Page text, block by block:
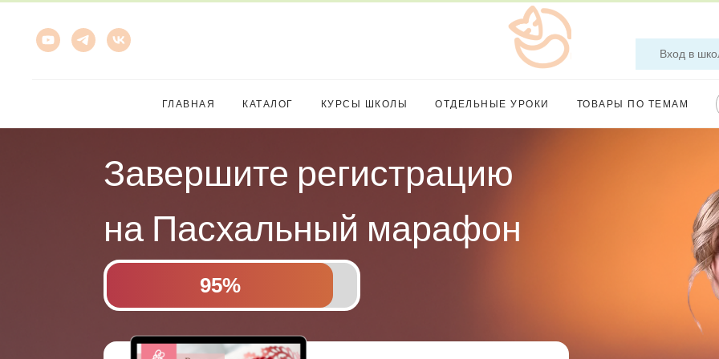
Вход в
ГЛАВНАЯ КАТАЛОГ КУРСЫ ШКОЛЫ ОТДЕЛЬНЫЕ УРОКИ ТОВАРЫ ПО ТЕМАМ
Завершите регистрацию
на Пасхальный марафон
95%